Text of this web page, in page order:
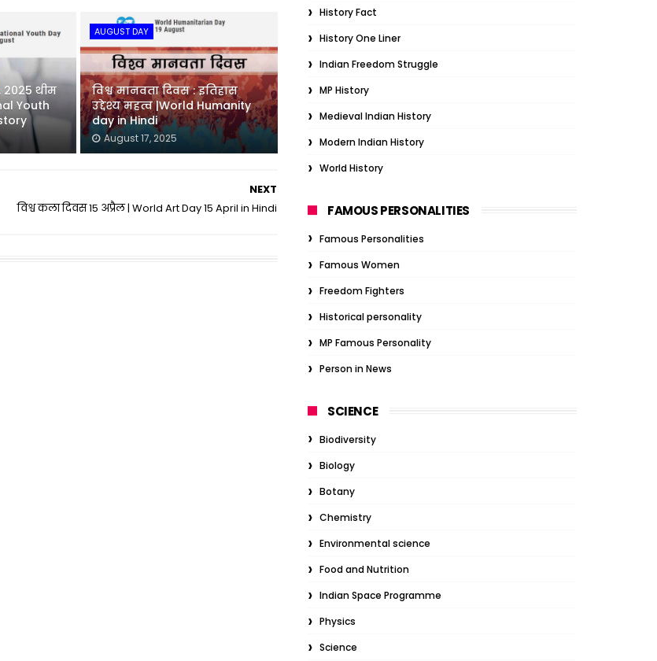
2025 थीम
Youth
AUGUST DAY
विश्व मानवता दिवस : इतिहास
उद्देश्य महत्व |World Humanity
day in Hindi
August 17, 2025
NEXT
विश्व कला दिवस 15 अप्रैल | World Art Day 15 April in Hindi
History Fact
History One Liner
Indian Freedom Struggle
MP History
Medieval Indian History
Modern Indian History
World History
FAMOUS PERSONALITIES
Famous Personalities
Famous Women
Freedom Fighters
Historical personality
MP Famous Personality
Person in News
SCIENCE
Biodiversity
Biology
Botany
Chemistry
Environmental science
Food and Nutrition
Indian Space Programme
Physics
Science